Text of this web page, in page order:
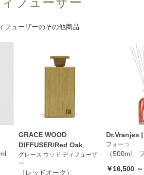
フューザーのその他商品
GRACE WOOD
DIFFUSER/Red Oak
グレース ウッド ディフューザ
ー
（レッドオーク）
Dr.Vranjes
フォーコ
（500ml
￥16,500